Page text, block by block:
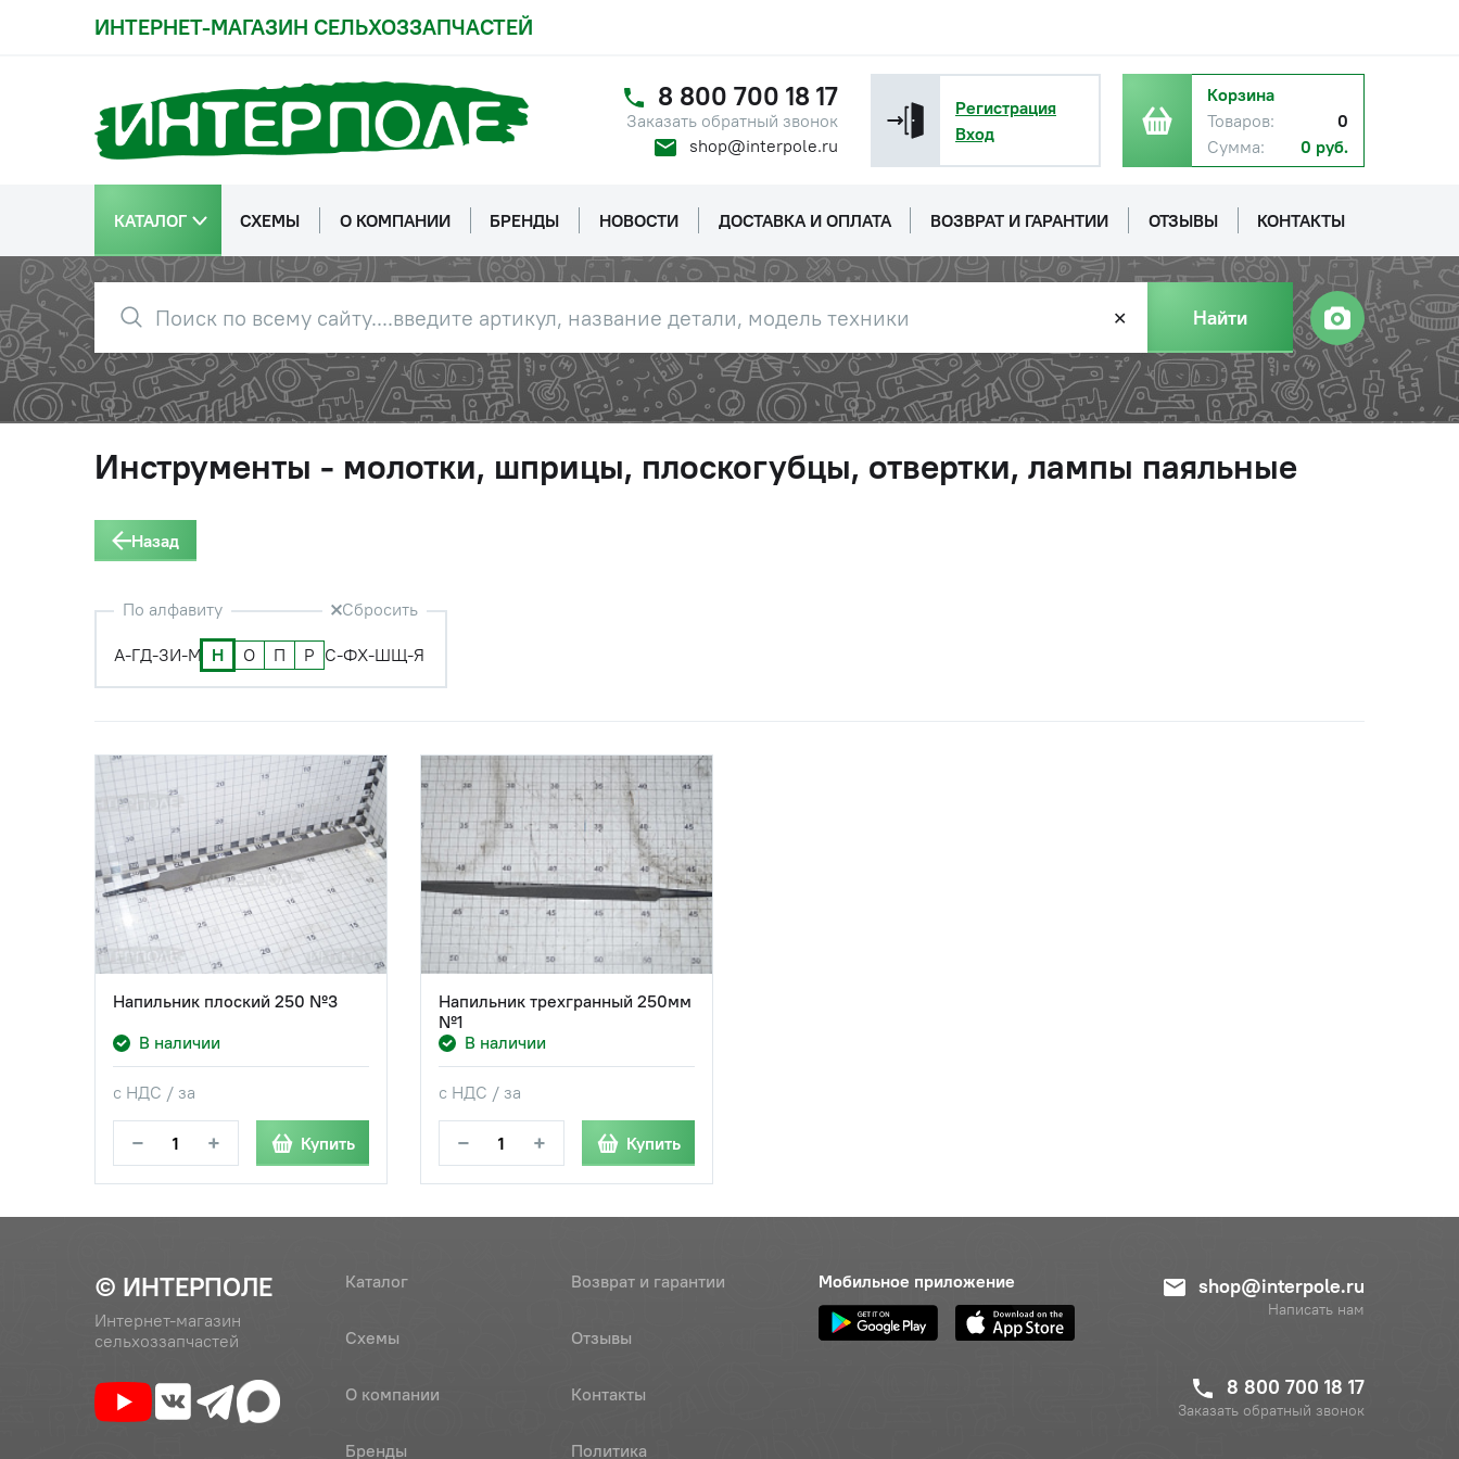
ИНТЕРНЕТ-МАГАЗИН СЕЛЬХОЗЗАПЧАСТЕЙ
8 800 700 18 17
Заказать обратный звонок
shop@interpole.ru
Регистрация
Вход
Корзина
Товаров:
0
Сумма:
0 руб.
КАТАЛОГ СХЕМЫ О КОМПАНИИ БРЕНДЫ НОВОСТИ ДОСТАВКА И ОПЛАТА ВОЗВРАТ И ГАРАНТИИ ОТЗЫВЫ КОНТАКТЫ
✕ Найти
Инструменты - молотки, шприцы, плоскогубцы, отвертки, лампы паяльные
Назад
По алфавиту Сбросить
А-ГД-ЗИ-М Н О П Р С-ФХ-ШЩ-Я
Напильник плоский 250 №3
В наличии
с НДС / за
− + Купить
Напильник трехгранный 250мм
№1
В наличии
с НДС / за
− + Купить
© ИНТЕРПОЛЕ
Интернет-магазин
сельхоззапчастей
Каталог
Схемы
О компании
Бренды
Возврат и гарантии
Отзывы
Контакты
Политика
Мобильное приложение shop@interpole.ru
Написать нам
8 800 700 18 17
Заказать обратный звонок